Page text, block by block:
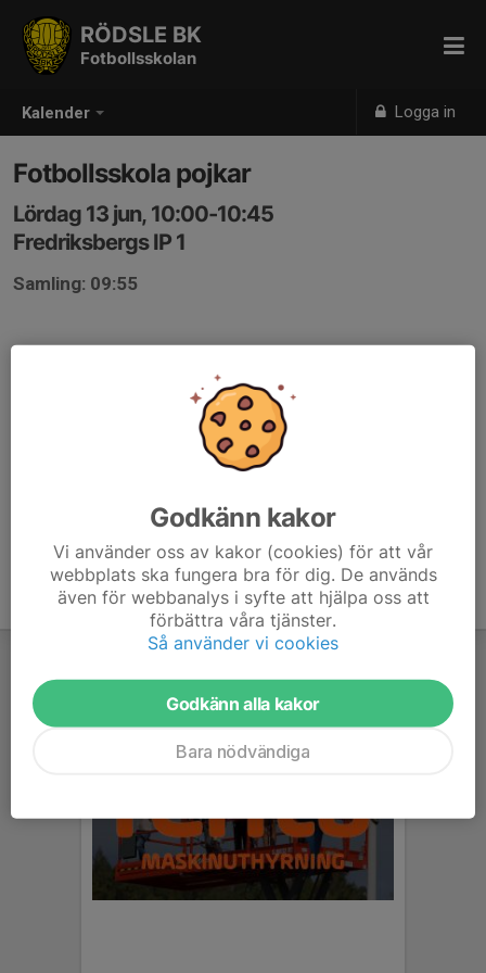
Kalender Logga in
RÖDSLE BK
Fotbollsskolan
Fotbollsskola pojkar
Lördag 13 jun, 10:00-10:45
Fredriksbergs IP 1
Samling: 09:55
Godkänn kakor
Vi använder oss av kakor (cookies) för att vår
webbplats ska fungera bra för dig. De används
även för webbanalys i syfte att hjälpa oss att
förbättra våra tjänster.
Så använder vi cookies
Godkänn alla kakor
Bara nödvändiga